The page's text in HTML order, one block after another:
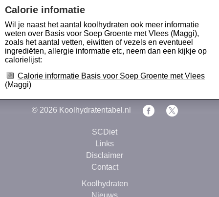
Calorie infomatie
Wil je naast het aantal koolhydraten ook meer informatie
weten over Basis voor Soep Groente met Vlees (Maggi),
zoals het aantal vetten, eiwitten of vezels en eventueel
ingrediëten, allergie informatie etc, neem dan een kijkje op
calorielijst:
Calorie informatie Basis voor Soep Groente met Vlees
(Maggi)
© 2026 Koolhydratentabel.nl
SCDiet
Links
Disclaimer
Contact
Koolhydraten
Nieuws